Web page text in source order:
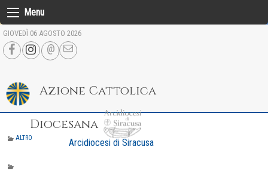
Skip
to
content
Menu
GIOVEDÌ 06 AGOSTO 2026
Azione Cattolica
Diocesana
Arcidiocesi di Siracusa
ALTRO